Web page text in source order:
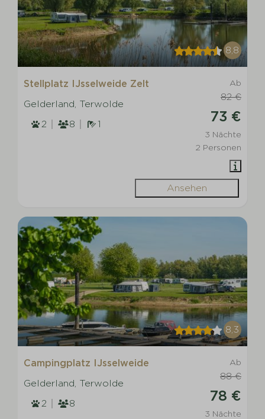
8,8
Ab
82 €
73 €
3 Nächte
2 Personen
Stellplatz IJsselweide Zelt
Gelderland, Terwolde
2
8 1
Ansehen
8,3
Ab
88 €
78 €
3 Nächte
Campingplatz IJsselweide
Gelderland, Terwolde
2
8